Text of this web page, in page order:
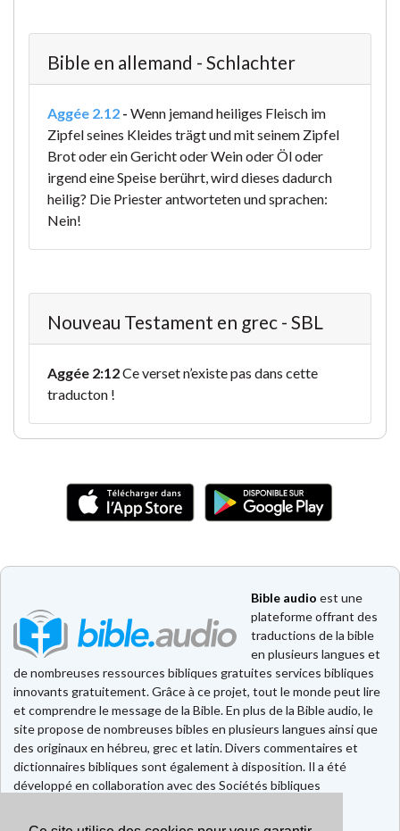
Bible en allemand - Schlachter
Aggée 2.12 - Wenn jemand heiliges Fleisch im
Zipfel seines Kleides trägt und mit seinem Zipfel
Brot oder ein Gericht oder Wein oder Öl oder
irgend eine Speise berührt, wird dieses dadurch
heilig? Die Priester antworteten und sprachen:
Nein!
Nouveau Testament en grec - SBL
Aggée 2:12Ce verset n’existe pas dans cette
traducton !
Bible audio est une
plateforme offrant des
traductions de la bible
en plusieurs langues et
de nombreuses ressources bibliques gratuites services bibliques
innovants gratuitement. Grâce à ce projet, tout le monde peut lire
et comprendre le message de la Bible. En plus de la Bible audio, le
site propose de nombreuses bibles en plusieurs langues ainsi que
des originaux en hébreu, grec et latin. Divers commentaires et
dictionnaires bibliques sont également à disposition. Il a été
développé en collaboration avec des Sociétés bibliques